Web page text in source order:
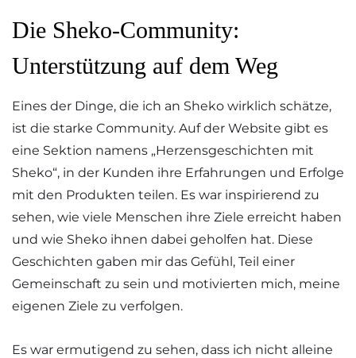
Die Sheko-Community:
Unterstützung auf dem Weg
Eines der Dinge, die ich an Sheko wirklich schätze,
ist die starke Community. Auf der Website gibt es
eine Sektion namens „Herzensgeschichten mit
Sheko“, in der Kunden ihre Erfahrungen und Erfolge
mit den Produkten teilen. Es war inspirierend zu
sehen, wie viele Menschen ihre Ziele erreicht haben
und wie Sheko ihnen dabei geholfen hat. Diese
Geschichten gaben mir das Gefühl, Teil einer
Gemeinschaft zu sein und motivierten mich, meine
eigenen Ziele zu verfolgen.
Es war ermutigend zu sehen, dass ich nicht alleine